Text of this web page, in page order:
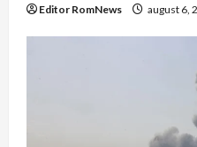
Editor RomNews august 6,